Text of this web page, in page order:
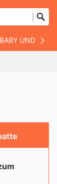
BABY UND KIND